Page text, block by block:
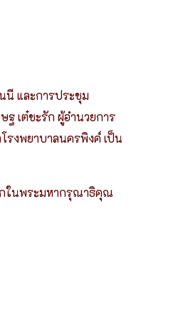
นี และการประชุม
ฐ เต๋ชะรัก ผู้อำนวยการ
รงพยาบาลนครพิงค์เป็น
กในพระมหากรุณาธิคุณ